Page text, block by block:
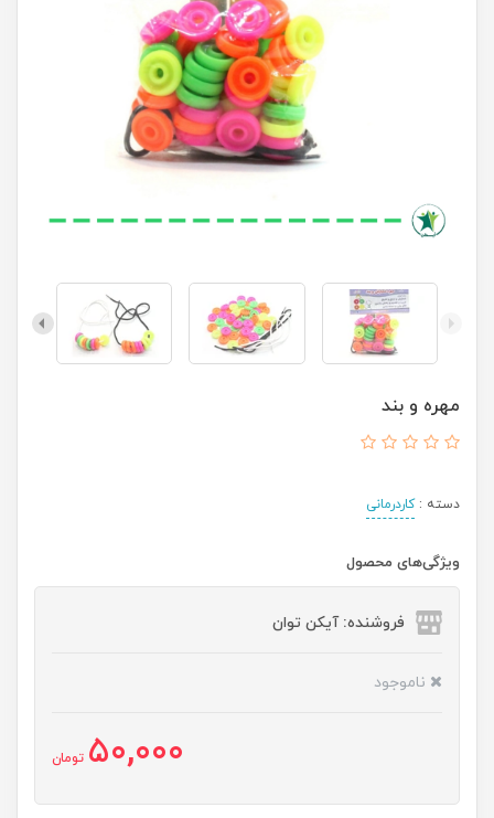
مهره و بند
دسته :کاردرمانی
ویژگی‌های محصول
فروشنده: آیکن توان
ناموجود
50,000 تومان